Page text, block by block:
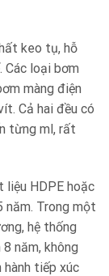
keo tụ, hỗ
loại bơm
màng điện
Cả hai đều có
từng ml, rất
liệu HDPE hoặc
năm. Trong một
hệ thống
năm, không
tiếp xúc